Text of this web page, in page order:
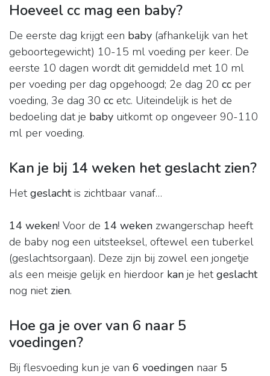
Hoeveel cc mag een baby?
De eerste dag krijgt een baby (afhankelijk van het
geboortegewicht) 10-15 ml voeding per keer. De
eerste 10 dagen wordt dit gemiddeld met 10 ml
per voeding per dag opgehoogd; 2e dag 20 cc per
voeding, 3e dag 30 cc etc. Uiteindelijk is het de
bedoeling dat je baby uitkomt op ongeveer 90-110
ml per voeding.
Kan je bij 14 weken het geslacht zien?
Hetgeslachtis zichtbaar vanaf…
14 weken! Voor de 14 weken zwangerschap heeft
de baby nog een uitsteeksel, oftewel een tuberkel
(geslachtsorgaan). Deze zijn bij zowel een jongetje
als een meisje gelijk en hierdoor kan je hetgeslacht
nog niet zien.
Hoe ga je over van 6 naar 5
voedingen?
Bij flesvoeding kun je van 6 voedingen naar 5